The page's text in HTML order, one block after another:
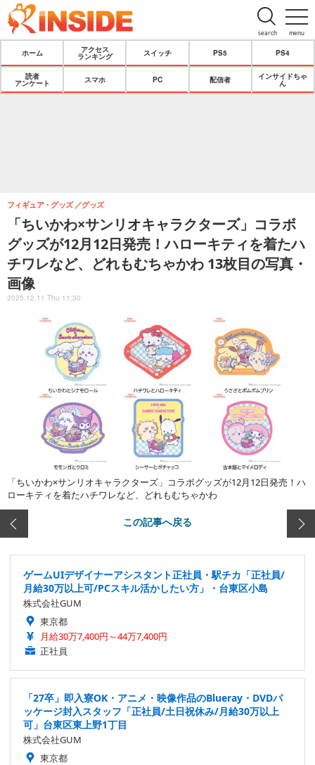
menu
search
ホーム
アクセス
ランキング
スイッチ PS5 PS4
読者
アンケート
スマホ PC 配信者
インサイドちゃ
ん
「ちいかわ×サンリオキャラクターズ」コラボ
グッズが12月12日発売！ハローキティを着たハ
チワレなど、どれもむちゃかわ 13枚目の写真・
画像
フィギュア・グッズ グッズ
2025.12.11 Thu 11:30
「ちいかわ×サンリオキャラクターズ」コラボグッズが12月12日発売！ハ
ローキティを着たハチワレなど、どれもむちゃかわ
この記事へ戻る
ゲームUIデザイナーアシスタント正社員・駅チカ「正社員/
月給30万以上可/PCスキル活かしたい方」・台東区小島
株式会社GUM
東京都
月給30万7,400円～44万7,400円
正社員
「27卒」即入寮OK・アニメ・映像作品のBlueray・DVDパ
ッケージ封入スタッフ「正社員/土日祝休み/月給30万以上
可」台東区東上野1丁目
株式会社GUM
東京都